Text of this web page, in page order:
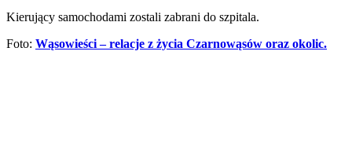
Kierujący samochodami zostali zabrani do szpitala.
Foto: Wąsowieści – relacje z życia Czarnowąsów oraz okolic.